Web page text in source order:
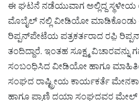
ಈ ಘಟನೆ ನಡೆಯುವಾಗ ಅಲ್ಲಿದ್ದ
ಮೊಬೈಲ್ ನಲ್ಲಿ ವೀಡಿಯೋ ಮಾಡಿಕೊಂಡು
ರಿಪ್ಪನ್‌ಪೇಟೆಯ ಪತ್ರಕರ್ತರಾದ ರಫ಼ಿ
ತಂದಿದ್ದಾರೆ. ಇಂತಹ ಸೂಕ್ಷ್ಮ
ಸಂಬಂಧಿಸಿದ ವೀಡಿಯೋ ಹಾಗೂ
ಸಂಘದ ರಾಷ್ಟ್ರೀಯ ಕಾರ್ಯಕರ್ತೆ